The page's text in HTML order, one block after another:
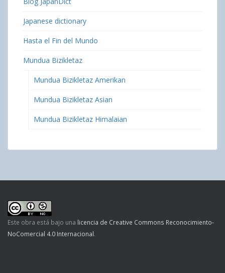
Japanese dictionary
Hasta el Fin del Mundo
Mundua Bizikletaz
Mundua Bizikletaz Amerikan
Mundua Bizikletaz Asian
Mundua Bizikletaz Himalaian
Este obra está bajo una licencia de Creative Commons Reconocimiento-
NoComercial 4.0 Internacional.